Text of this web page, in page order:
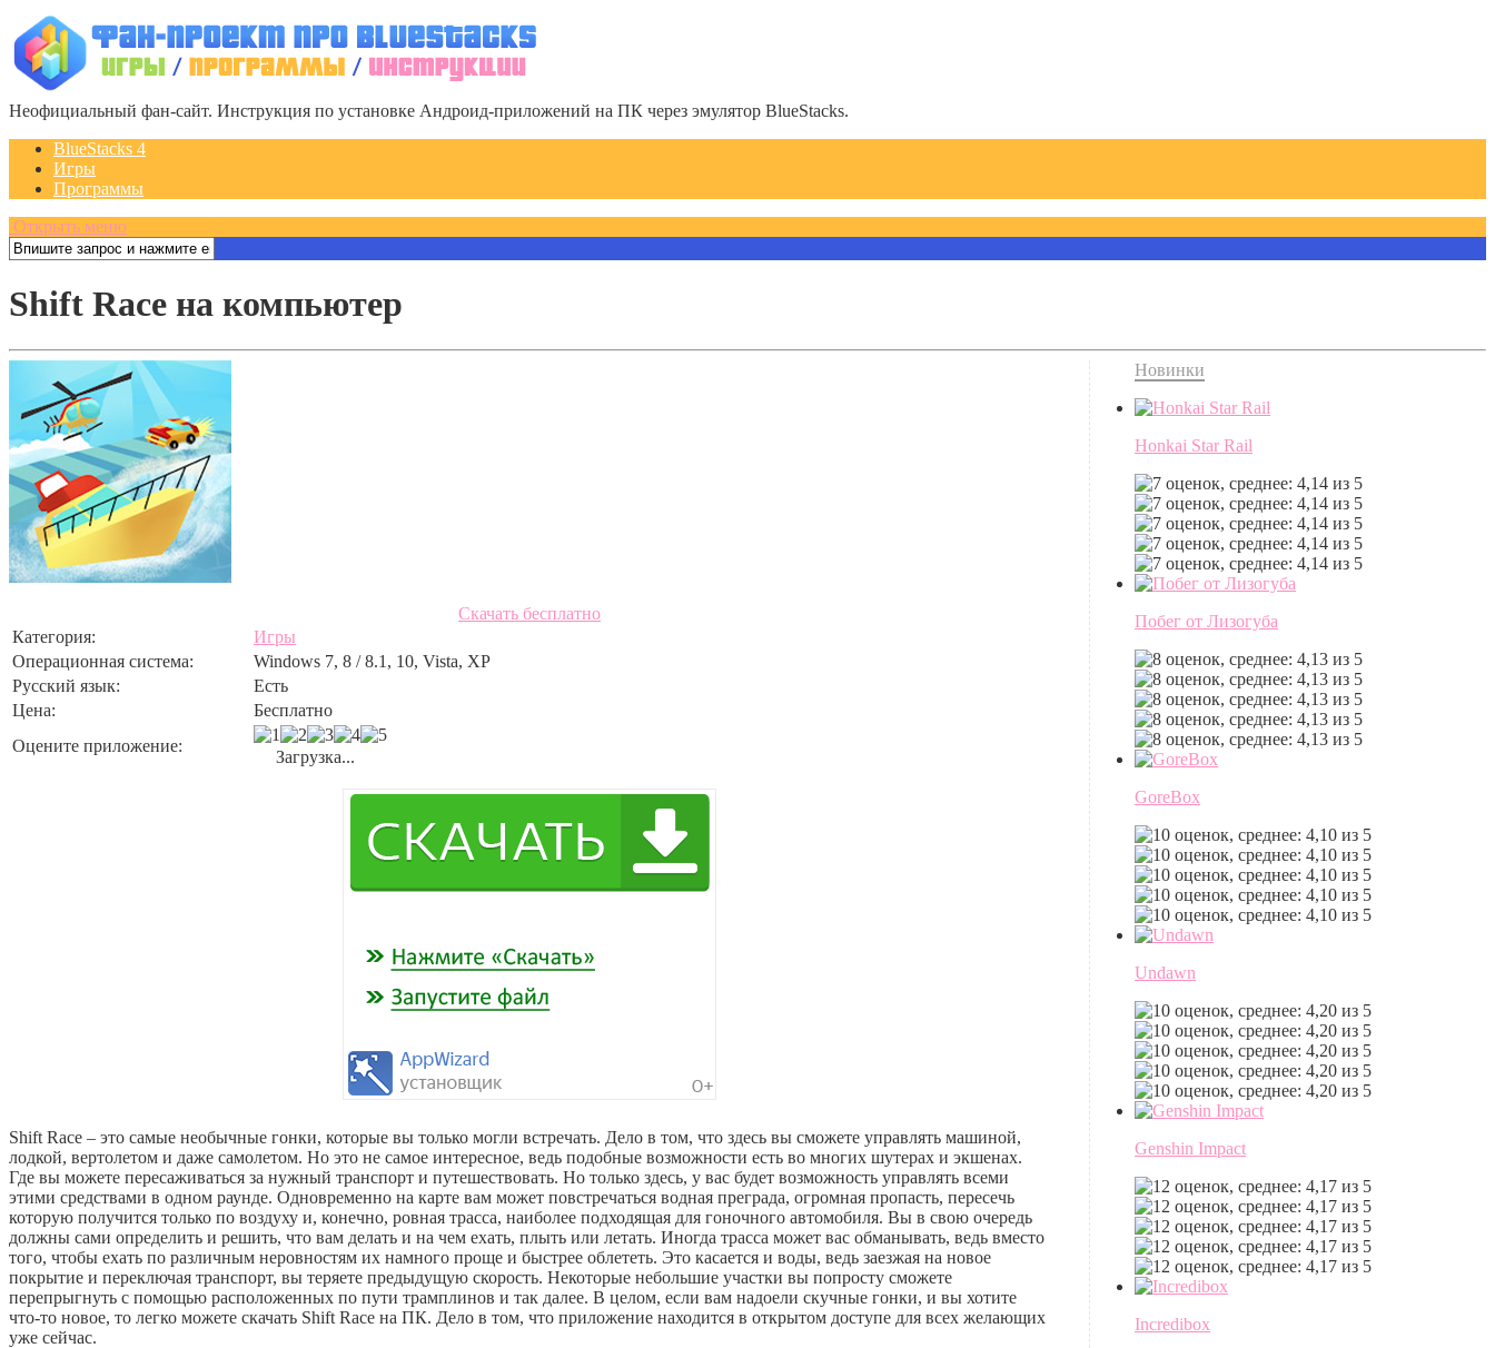
Неофициальный фан-сайт. Инструкция по установке Андроид-приложений на ПК через эмулятор BlueStacks.
BlueStacks 4
Игры
Программы
Открыть меню
Shift Race на компьютер
Скачать бесплатно
Категория:
Игры
Операционная система:
Windows 7, 8 / 8.1, 10, Vista, XP
Русский язык:
Есть
Цена:
Бесплатно
Оцените приложение:
Загрузка...
Shift Race – это самые необычные гонки, которые вы только могли встречать. Дело в том, что здесь вы сможете управлять машиной,
лодкой, вертолетом и даже самолетом. Но это не самое интересное, ведь подобные возможности есть во многих шутерах и экшенах.
Где вы можете пересаживаться за нужный транспорт и путешествовать. Но только здесь, у вас будет возможность управлять всеми
этими средствами в одном раунде. Одновременно на карте вам может повстречаться водная преграда, огромная пропасть, пересечь
которую получится только по воздуху и, конечно, ровная трасса, наиболее подходящая для гоночного автомобиля. Вы в свою очередь
должны сами определить и решить, что вам делать и на чем ехать, плыть или летать. Иногда трасса может вас обманывать, ведь вместо
того, чтобы ехать по различным неровностям их намного проще и быстрее облететь. Это касается и воды, ведь заезжая на новое
покрытие и переключая транспорт, вы теряете предыдущую скорость. Некоторые небольшие участки вы попросту сможете
перепрыгнуть с помощью расположенных по пути трамплинов и так далее. В целом, если вам надоели скучные гонки, и вы хотите
что-то новое, то легко можете скачать Shift Race на ПК. Дело в том, что приложение находится в открытом доступе для всех желающих
уже сейчас.
Новинки
Honkai Star Rail
Побег от Лизогуба
GoreBox
Undawn
Genshin Impact
Incredibox